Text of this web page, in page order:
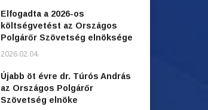
Elfogadta a 2026-os
költségvetést az Országos
Polgárőr Szövetség elnöksége
2026.02.04.
Újabb öt évre dr. Túrós András
az Országos Polgárőr
Szövetség elnöke